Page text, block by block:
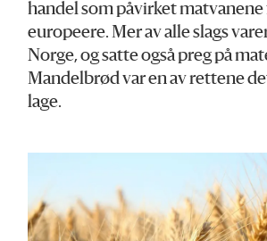
handel som påvirket matvanene
europeere. Mer av alle slags
Norge, og satte også preg på
Mandelbrød var en av rettene
lage.